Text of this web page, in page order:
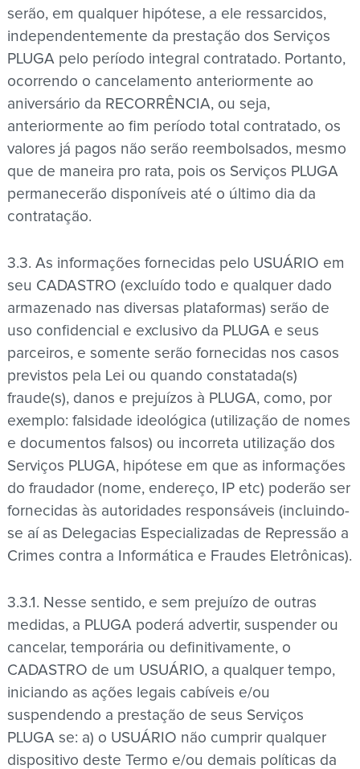
serão, em qualquer hipótese, a ele ressarcidos,
independentemente da prestação dos Serviços
PLUGA pelo período integral contratado. Portanto,
ocorrendo o cancelamento anteriormente ao
aniversário da RECORRÊNCIA, ou seja,
anteriormente ao fim período total contratado, os
valores já pagos não serão reembolsados, mesmo
que de maneira pro rata, pois os Serviços PLUGA
permanecerão disponíveis até o último dia da
contratação.
3.3. As informações fornecidas pelo USUÁRIO em
seu CADASTRO (excluído todo e qualquer dado
armazenado nas diversas plataformas) serão de
uso confidencial e exclusivo da PLUGA e seus
parceiros, e somente serão fornecidas nos casos
previstos pela Lei ou quando constatada(s)
fraude(s), danos e prejuízos à PLUGA, como, por
exemplo: falsidade ideológica (utilização de nomes
e documentos falsos) ou incorreta utilização dos
Serviços PLUGA, hipótese em que as informações
do fraudador (nome, endereço, IP etc) poderão ser
fornecidas às autoridades responsáveis (incluindo-
se aí as Delegacias Especializadas de Repressão a
Crimes contra a Informática e Fraudes Eletrônicas).
3.3.1. Nesse sentido, e sem prejuízo de outras
medidas, a PLUGA poderá advertir, suspender ou
cancelar, temporária ou definitivamente, o
CADASTRO de um USUÁRIO, a qualquer tempo,
iniciando as ações legais cabíveis e/ou
suspendendo a prestação de seus Serviços
PLUGA se: a) o USUÁRIO não cumprir qualquer
dispositivo deste Termo e/ou demais políticas da